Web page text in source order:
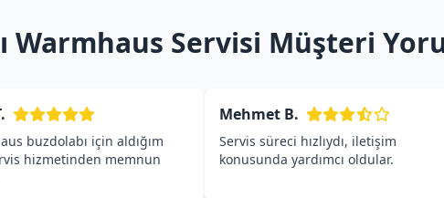
Warmhaus Servisi Müşteri
buzdolabı için aldığım
hizmetinden memnun
Mehmet B.
Servis süreci hızlıydı, iletişim
konusunda yardımcı oldular.